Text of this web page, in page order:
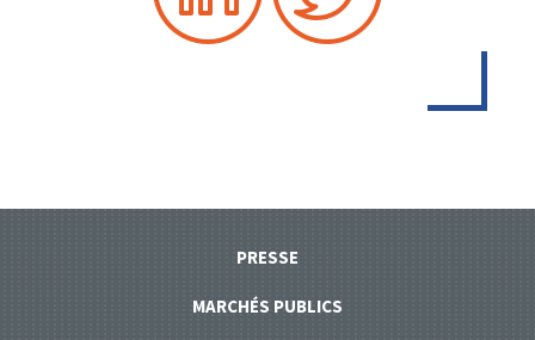
PRESSE
MARCHÉS PUBLICS